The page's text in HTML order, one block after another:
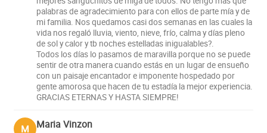
duvets for a pleasant rest. A full bathroom, a kitchen-
dining room equipped with an oven, under-counter
refrigerator, coffee maker, toaster and complete set of
dishes, individual water heater and double combustion
salamander heating complete this comfortable cabin. The
windows with double glass and air chamber, the windows
with black out and sunscreen, and the living room with a
sofa bed and toilet on the ground floor, make it an ideal
space to relax and enjoy the landscape.
palabras de agradecimiento para con ellos de parte mía y de
mi familia. Nos quedamos casi dos semanas en las cuales la
vida nos regaló lluvia, viento, nieve, frío, calma y días pleno
de sol y calor y tb noches estelladas inigualables?.
Todos los días lo pasamos de maravilla porque no se puede
sentir de otra manera cuando estás en un lugar de ensueño
con un paisaje encantador e imponente hospedado por
gente amorosa que hacen de tu estadía la mejor experiencia.
GRACIAS ETERNAS Y HASTA SIEMPRE!
M Maria Vinzon